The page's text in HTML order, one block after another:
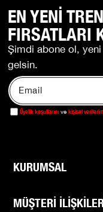
EN YENİ
FIRSATLARI
Şimdi abone ol,
gelsin.
Üyelik koşullarını vekişisel
KURUMSAL
MÜŞTERİ